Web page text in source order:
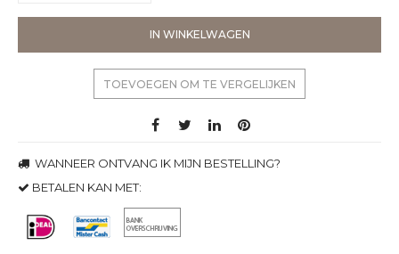
IN WINKELWAGEN
TOEVOEGEN OM TE VERGELIJKEN
WANNEER ONTVANG IK MIJN BESTELLING?
BETALEN KAN MET: